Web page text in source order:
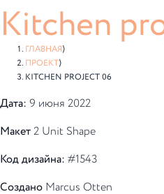
Kitchen
ГЛАВНАЯ⟩
ПРОЕКТ⟩
KITCHEN PROJECT 06
Дата: 9 июня 2022
Макет2 Unit Shape
Код дизайна: #1543
Создано Marcus Otten